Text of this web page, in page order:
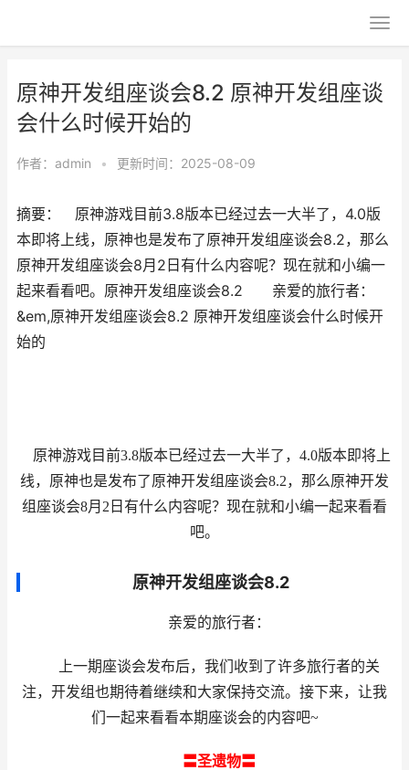
原神开发组座谈会8.2 原神开发组座谈
会什么时候开始的
作者： admin • 更新时间：2025-08-09
摘要： 原神游戏目前3.8版本已经过去一大半了，4.0版
本即将上线，原神也是发布了原神开发组座谈会8.2，那么
原神开发组座谈会8月2日有什么内容呢？现在就和小编一
起来看看吧。原神开发组座谈会8.2 亲爱的旅行者：
&em,原神开发组座谈会8.2 原神开发组座谈会什么时候开
始的
原神游戏目前3.8版本已经过去一大半了，4.0版本即将上
线，原神也是发布了原神开发组座谈会8.2，那么原神开发
组座谈会8月2日有什么内容呢？现在就和小编一起来看看
吧。
原神开发组座谈会8.2
亲爱的旅行者：
上一期座谈会发布后，我们收到了许多旅行者的关
注，开发组也期待着继续和大家保持交流。接下来，让我
们一起来看看本期座谈会的内容吧~
〓圣遗物〓